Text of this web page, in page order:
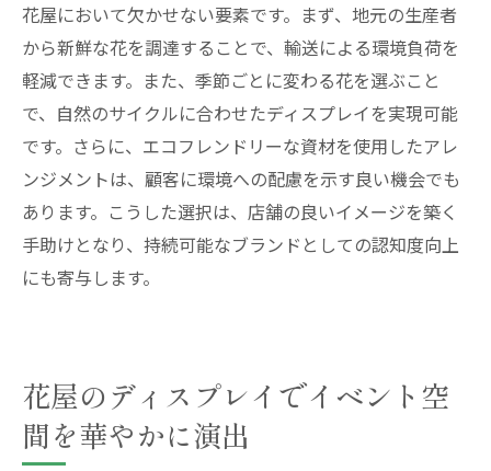
花屋において欠かせない要素です。まず、地元の生産者
から新鮮な花を調達することで、輸送による環境負荷を
軽減できます。また、季節ごとに変わる花を選ぶこと
で、自然のサイクルに合わせたディスプレイを実現可能
です。さらに、エコフレンドリーな資材を使用したアレ
ンジメントは、顧客に環境への配慮を示す良い機会でも
あります。こうした選択は、店舗の良いイメージを築く
手助けとなり、持続可能なブランドとしての認知度向上
にも寄与します。
花屋のディスプレイでイベント空
間を華やかに演出